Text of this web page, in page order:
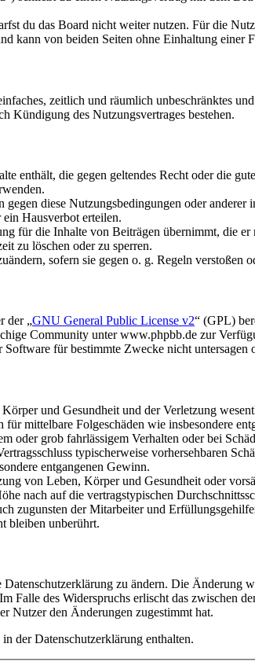
du das Board nicht weiter nutzen. Für die
kann von beiden Seiten ohne Einhaltung einer
zeitlich und räumlich unbeschränktes
Kündigung des Nutzungsvertrages bestehen.
enthält, die gegen geltendes Recht oder die
gegen diese Nutzungsbedingungen oder
Hausverbot erteilen.
für die Inhalte von Beiträgen übernimmt, die
zu löschen oder zu sperren.
sofern sie gegen o. g. Regeln
der „GNU General Public License v2“ (GPL)
Community unter www.phpbb.de zur
für bestimmte Zwecke nicht
und Gesundheit und der Verletzung
mittelbare Folgeschäden wie insbesondere
oder grob fahrlässigem Verhalten oder bei
typischerweise vorhersehbaren
entgangenen Gewinn.
von Leben, Körper und Gesundheit oder
nach auf die vertragstypischen
zugunsten der Mitarbeiter und
bleiben unberührt.
zu ändern. Die Änderung
Falle des Widerspruchs erlischt das zwischen
Nutzer den Änderungen zugestimmt hat.
der Datenschutzerklärung enthalten.